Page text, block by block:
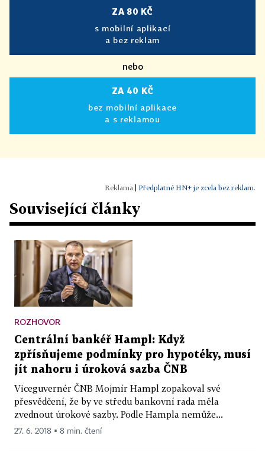
ZA 80 KČ
s mobilní aplikací
a bez reklam
nebo
ZA 40 KČ
bez mobilní aplikace
a s reklamou
Předplatné HN+ je zcela bez reklam.
Související články
ROZHOVOR
Centrální bankéř Hampl: Když
zpřísňujeme podmínky pro hypotéky, musí
jít nahoru i úroková sazba ČNB
Viceguvernér ČNB Mojmír Hampl zopakoval své
přesvědčení, že by ve středu bankovní rada měla
zvednout úrokové sazby. Podle Hampla nemůže...
27. 6. 2018 ▪ 8 min. čtení